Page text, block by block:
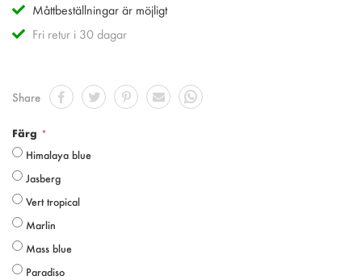
Måttbeställningar är möjligt
Fri retur i 30 dagar
Share
Färg
Himalaya blue
Jasberg
Vert tropical
Marlin
Mass blue
Paradiso